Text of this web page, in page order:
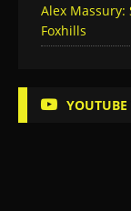
Alex
Foxhills
YOUTUBE